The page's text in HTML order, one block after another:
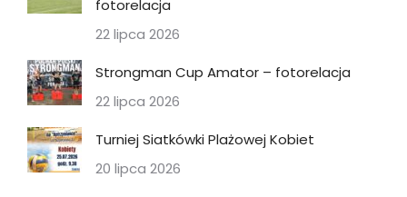
fotorelacja
22 lipca 2026
Strongman Cup Amator – fotorelacja
22 lipca 2026
Turniej Siatkówki Plażowej Kobiet
20 lipca 2026